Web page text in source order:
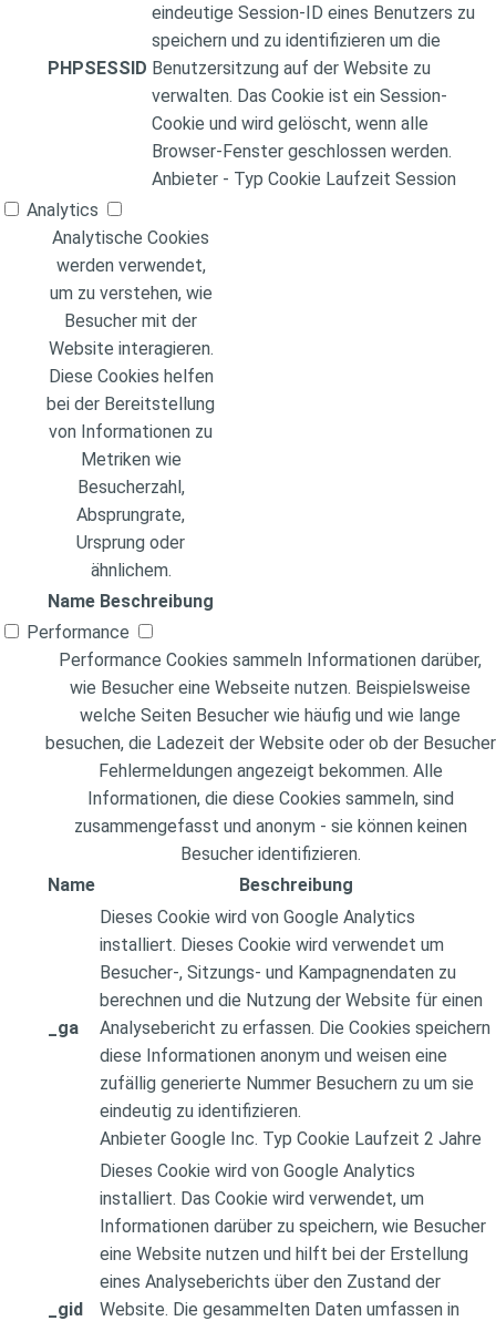
PHPSESSID
eindeutige Session-ID eines Benutzers zu
speichern und zu identifizieren um die
Benutzersitzung auf der Website zu
verwalten. Das Cookie ist ein Session-
Cookie und wird gelöscht, wenn alle
Browser-Fenster geschlossen werden.
Anbieter - Typ Cookie Laufzeit Session
Analytics
Analytische Cookies
werden verwendet,
um zu verstehen, wie
Besucher mit der
Website interagieren.
Diese Cookies helfen
bei der Bereitstellung
von Informationen zu
Metriken wie
Besucherzahl,
Absprungrate,
Ursprung oder
ähnlichem.
Name Beschreibung
Performance
Performance Cookies sammeln Informationen darüber,
wie Besucher eine Webseite nutzen. Beispielsweise
welche Seiten Besucher wie häufig und wie lange
besuchen, die Ladezeit der Website oder ob der Besucher
Fehlermeldungen angezeigt bekommen. Alle
Informationen, die diese Cookies sammeln, sind
zusammengefasst und anonym - sie können keinen
Besucher identifizieren.
Name
Beschreibung
_ga
Dieses Cookie wird von Google Analytics
installiert. Dieses Cookie wird verwendet um
Besucher-, Sitzungs- und Kampagnendaten zu
berechnen und die Nutzung der Website für einen
Analysebericht zu erfassen. Die Cookies speichern
diese Informationen anonym und weisen eine
zufällig generierte Nummer Besuchern zu um sie
eindeutig zu identifizieren.
Anbieter Google Inc. Typ Cookie Laufzeit 2 Jahre
_gid
Dieses Cookie wird von Google Analytics
installiert. Das Cookie wird verwendet, um
Informationen darüber zu speichern, wie Besucher
eine Website nutzen und hilft bei der Erstellung
eines Analyseberichts über den Zustand der
Website. Die gesammelten Daten umfassen in